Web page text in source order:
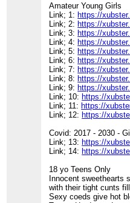
Amateur Young Girls
Link; 1: https://
Link; 2: https://
Link; 3: https://
Link; 4: https://
Link; 5: https://
Link; 6: https://
Link; 7: https://
Link; 8: https://
Link; 9: https://
Link; 10: https://
Link; 11: https://
Link; 12: https://
Covid: 2017 - 2030 -
Link; 13: https://
Link; 14: https://
18 yo Teens Only
Innocent sweethearts
with their tight cunts
Sexy coeds give hot